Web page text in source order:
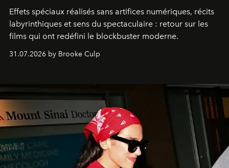
Effets spéciaux réalisés sans artifices numériques, récits
labyrinthiques et sens du spectaculaire : retour sur les
films qui ont redéfini le blockbuster moderne.
31.07.2026 by Brooke Culp